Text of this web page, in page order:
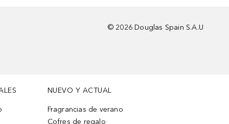
© 2026 Douglas Spain S.A.U
NUEVO Y ACTUAL
Fragrancias de verano
Cofres de regalo